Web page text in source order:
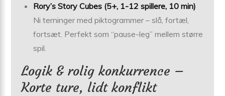
Rory’s Story Cubes (5+, 1-12 spillere, 10 min)
Ni terninger med piktogrammer – slå, fortæl,
fortsæt. Perfekt som “pause-leg” mellem større
spil.
Logik & rolig konkurrence –
Korte ture, lidt konflikt